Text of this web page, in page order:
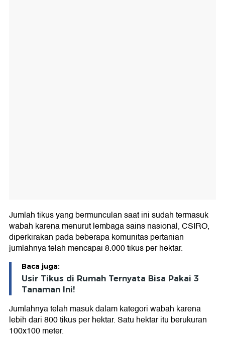
Jumlah tikus yang bermunculan saat ini sudah termasuk
wabah karena menurut lembaga sains nasional, CSIRO,
diperkirakan pada beberapa komunitas pertanian
jumlahnya telah mencapai 8.000 tikus per hektar.
Baca juga:
Usir Tikus di Rumah Ternyata Bisa Pakai 3
Tanaman Ini!
Jumlahnya telah masuk dalam kategori wabah karena
lebih dari 800 tikus per hektar. Satu hektar itu berukuran
100x100 meter.